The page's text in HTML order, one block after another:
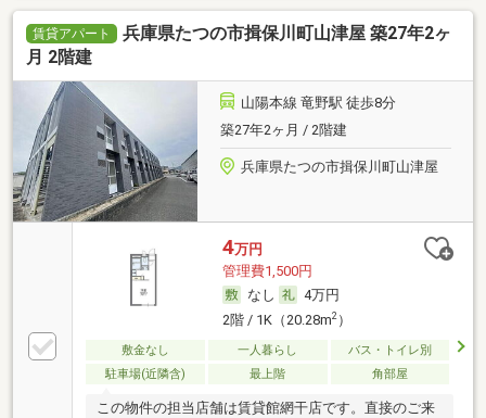
賃貸アパート
兵庫県たつの市揖保川町山津屋 築27年2ヶ
月 2階建
山陽本線 竜野駅 徒歩8分
築27年2ヶ月 / 2階建
兵庫県たつの市揖保川町山津屋
4万円
管理費1,500円
なし
4万円
2階 / 1K（20.28m2）
敷金なし 一人暮らし
バス・トイレ別
駐車場(近隣含)
最上階 角部屋
この物件の担当店舗は賃貸館網干店です。直接のご来